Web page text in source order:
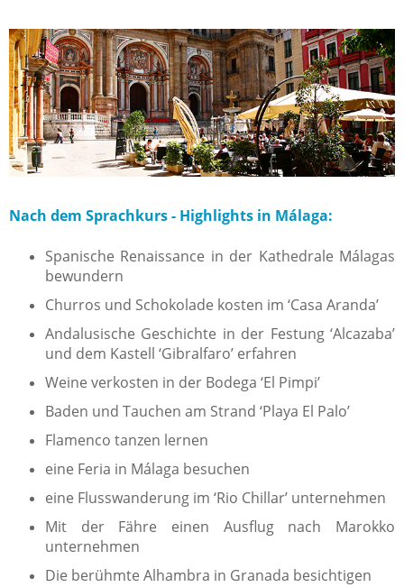
Nach dem Sprachkurs - Highlights in Málaga:
Spanische Renaissance in der Kathedrale Málagas
bewundern
Churros und Schokolade kosten im ‘Casa Aranda’
Andalusische Geschichte in der Festung ‘Alcazaba’
und dem Kastell ‘Gibralfaro’ erfahren
Weine verkosten in der Bodega ‘El Pimpi’
Baden und Tauchen am Strand ‘Playa El Palo’
Flamenco tanzen lernen
eine Feria in Málaga besuchen
eine Flusswanderung im ‘Rio Chillar’ unternehmen
Mit der Fähre einen Ausflug nach Marokko
unternehmen
Die berühmte Alhambra in Granada besichtigen